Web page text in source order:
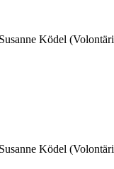
Susanne Ködel
Susanne Ködel